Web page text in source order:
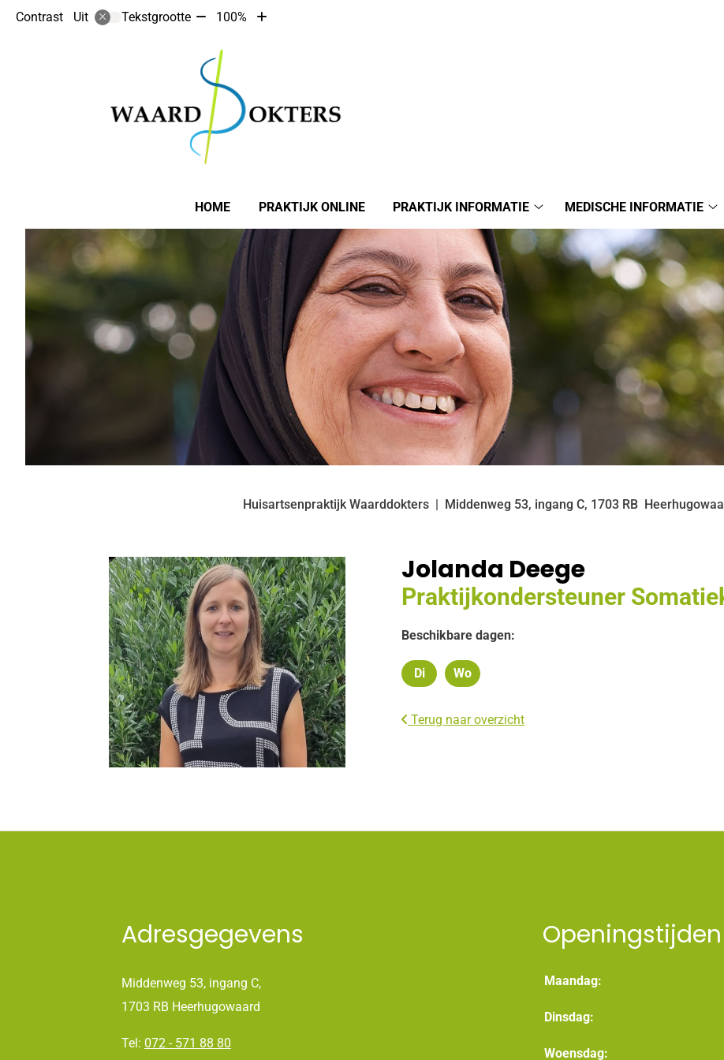
Contrast Uit Tekstgrootte Tekst
10%
100%
Tekst
Hoofdmenu
HOME PRAKTIJK ONLINE
PRAKTIJK INFORMATIE
informatie
submenu
MEDISCHE INFORMATIE
Huisartsenpraktijk Waarddokters Middenweg 53, ingang C, 1703 RB
Jolanda Deege
Praktijkondersteuner
Beschikbare dagen:
Dinsdag
Di Woensdag
Wo
Terug naar overzicht
Adresgegevens
Middenweg 53, ingang C,
1703 RB Heerhugowaard
Tel: 072 - 571 88 80
Openingstijden
Maandag:
Dinsdag:
Woensdag: